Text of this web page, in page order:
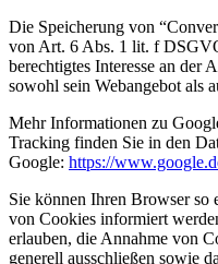
Die Speicherung von
von Art. 6 Abs. 1 lit. f
berechtigtes Interesse an der
sowohl sein Webangebot als
Mehr Informationen zu
Tracking finden Sie in den
Google: https://
Sie können Ihren Browser so
von Cookies informiert
erlauben, die Annahme von
generell ausschließen sowie